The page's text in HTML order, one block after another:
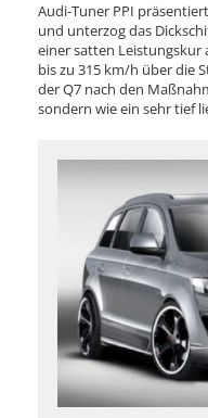
Audi-Tuner PPI
und unterzog das
einer satten Leistungskur
bis zu 315 km/h über die
der Q7 nach den
sondern wie ein sehr tief